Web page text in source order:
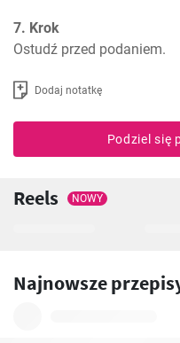
7. Krok
Ostudź przed podaniem.
Dodaj notatkę
Podziel się
Reels NOWY
Najnowsze